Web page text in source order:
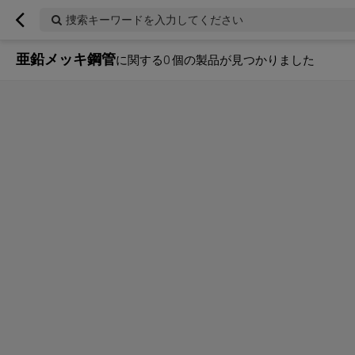
捜索キーワードを入力してください
亜鉛メッキ鋼管に関する0個の製品が見つかりました